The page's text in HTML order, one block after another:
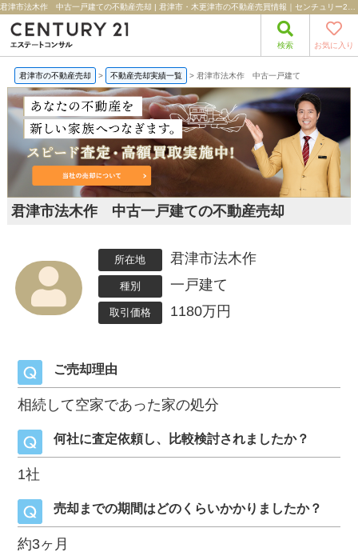
検索 お気に入り
君津市の不動産売却 > 不動産売却実績一覧 > 君津市法木作 中古一戸建て
君津市法木作 中古一戸建ての不動産売却
所在地 君津市法木作
種別 一戸建て
取引価格 1180万円
ご売却理由
相続して空家であった家の処分
何社に査定依頼し、比較検討されましたか？
1社
売却までの期間はどのくらいかかりましたか？
約3ヶ月